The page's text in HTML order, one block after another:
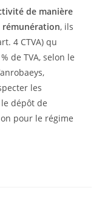
de manière
, ils
4 CTVA) qu
de TVA, selon le
les
dépôt de
pour le régime